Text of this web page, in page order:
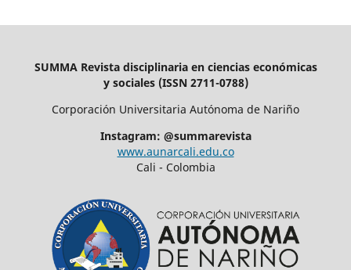
SUMMA Revista disciplinaria en ciencias económicas
y sociales (ISSN 2711-0788)
Corporación Universitaria Autónoma de Nariño
Instagram: @summarevista
www.aunarcali.edu.co
Cali - Colombia